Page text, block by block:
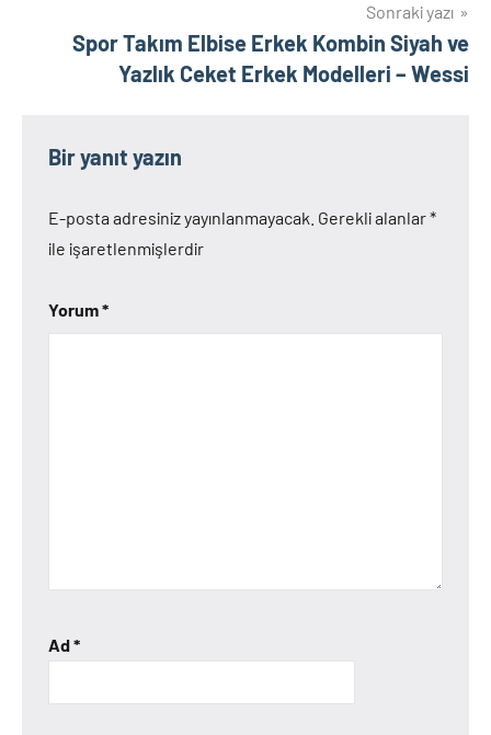
Sonraki yazı
Spor Takım Elbise Erkek Kombin Siyah ve
Yazlık Ceket Erkek Modelleri – Wessi
Bir yanıt yazın
E-posta adresiniz yayınlanmayacak. Gerekli alanlar*
ile işaretlenmişlerdir
Yorum*
Ad*